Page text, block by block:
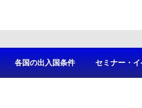
各国の出入国条件 セミナー・イ